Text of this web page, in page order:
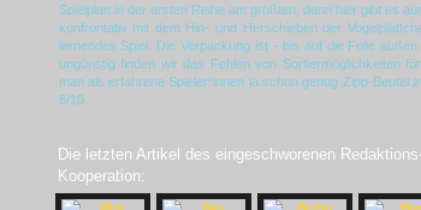
Spielplan in der ersten Reihe am größten, denn hier gibt es
konfrontativ mit dem Hin- und Herschieben der
lernendes Spiel. Die Verpackung ist - bis auf die Folie
ungünstig finden wir das Fehlen von Sortiermöglichkeiten
man als erfahrene Spieler*innen ja schon genug Zipp-Beutel
8/10.
Die letzten Artikel des eingeschworenen
Kooperation: